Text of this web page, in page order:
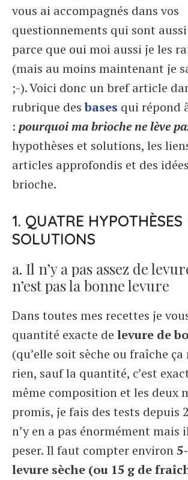
vous ai accompagnés dans vos
questionnements qui sont
parce que oui moi aussi je les
(mais au moins maintenant je
;-). Voici donc un bref article
rubrique desbases qui répond
: pourquoi ma brioche ne lève
hypothèses et solutions, les
articles approfondis et des
brioche.
1. QUATRE HYPOTHÈSES
SOLUTIONS
a. Il n’y a pas assez de
n’est pas la bonne levure
Dans toutes mes recettes je
quantité exacte de levure de
(qu’elle soit sèche ou fraîche ça
rien, sauf la quantité, c’est
même composition et les deux
promis, je fais des tests depuis
n’y en a pas énormément mais
peser. Il faut compter environ
levure sèche (ou 15 g de